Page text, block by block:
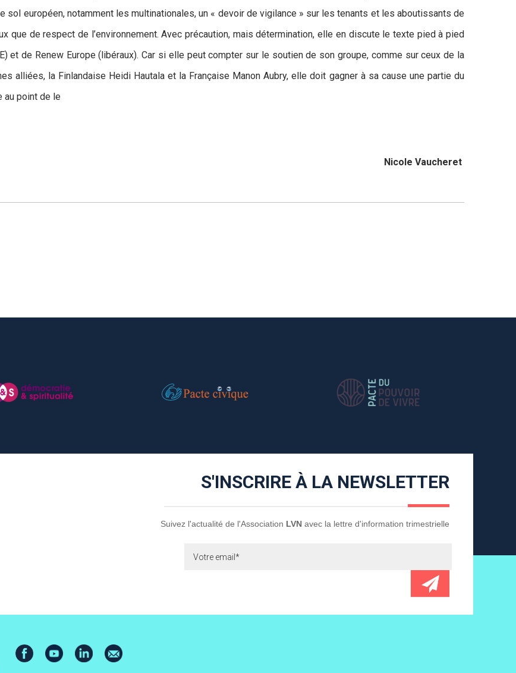
européen, notamment les multinationales, un « devoir de vigilance » sur les tenants et les aboutissants de
que de respect de l’environnement. Avec précaution, mais détermination, elle en discute le texte pied à pied
et de Renew Europe (libéraux). Car si elle peut compter sur le soutien de son groupe, comme sur ceux de la
alliées, la Finlandaise Heidi Hautala et la Française Manon Aubry, elle doit gagner à sa cause une partie du
au point de le
Nicole Vaucheret
S'INSCRIRE À LA NEWSLETTER
Suivez l'actualité de l'Association LVN avec la lettre d'information trimestrielle